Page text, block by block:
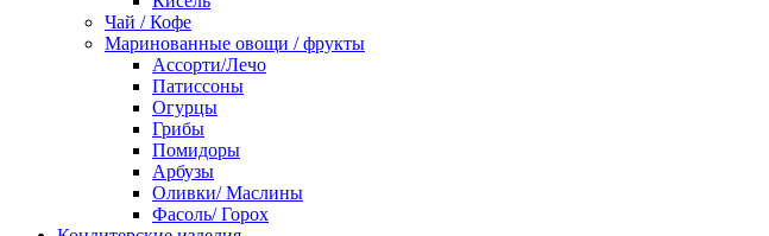
Чай / Кофе
Маринованные овощи / фрукты
Ассорти/Лечо
Патиссоны
Огурцы
Грибы
Помидоры
Арбузы
Оливки/ Маслины
Фасоль/ Горох